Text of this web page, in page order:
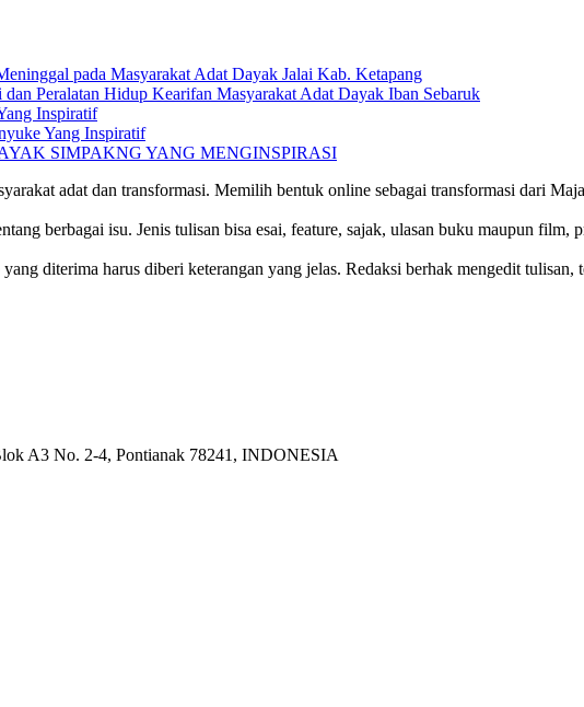
pada Masyarakat Adat Dayak Jalai Kab. Ketapang
Peralatan Hidup Kearifan Masyarakat Adat Dayak Iban Sebaruk
Inspiratif
Yang Inspiratif
SIMPAKNG YANG MENGINSPIRASI
adat dan transformasi. Memilih bentuk online sebagai transformasi dari
berbagai isu. Jenis tulisan bisa esai, feature, sajak, ulasan buku maupun film,
diterima harus diberi keterangan yang jelas. Redaksi berhak mengedit tulisan,
A3 No. 2-4, Pontianak 78241, INDONESIA